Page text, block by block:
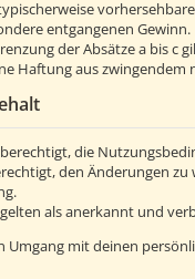
entgangenen Gewinn.
der Absätze a bis c
Haftung aus
die
den Änderungen
als anerkannt und
mit deinen